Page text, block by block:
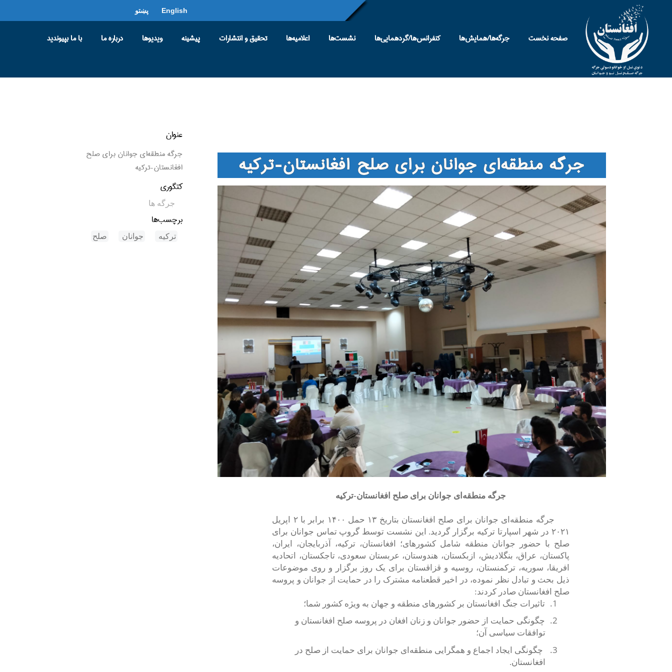
پښتو English
با ما بپیوندید درباره ما ویدیو‌ها پیشینه تحقیق و انتشارات اعلامیه‌ها نشست‌ها کنفرانس‌ها/گردهمایی‌ها جرگه‌ها/همایش‌ها صفحه نخست
عنوان
جرگه منطقه‌ای جوانان برای صلح
افغانستان-ترکیه
کتگوری
جرگه ها
برچسب‌ها
ترکیه جوانان صلح
جرگه منطقه‌ای جوانان برای صلح افغانستان-ترکیه
جرگه منطقه‌ای جوانان برای صلح افغانستان-ترکیه
جرگه منطقه‌ای جوانان برای صلح افغانستان بتاریخ ۱۳ حمل ۱۴۰۰ برابر با ۲ اپریل
۲۰۲۱ در شهر اسپارتا ترکیه برگزار گردید. این نشست توسط گروپ تماس جوانان برای
صلح با حضور جوانان منطقه شامل کشور‌های؛ افغانستان، ترکیه، آذربایجان، ایران،
پاکستان، عراق، بنگلادیش، ازبکستان، هندوستان، عربستان سعودی، تاجکستان، اتحادیه
افریقا، سوریه، ترکمنستان، روسیه و قزاقستان برای یک روز برگزار و روی موضوعات
ذیل بحث و تبادل نظر نموده، در اخیر قطعنامه مشترک را در حمایت از جوانان و پروسه
صلح افغانستان صادر کردند:
1. تاثیرات جنگ افغانستان بر کشورهای منطقه ‌و جهان به ویژه کشور شما؛
2.
چگونگی حمایت از حضور جوانان و زنان افغان در پروسه صلح افغانستان و
توافقات سیاسی آن؛
3.
چگونگی ایجاد اجماع و همگرایی منطقه‌ای جوانان برای حمایت از صلح در
افغانستان.